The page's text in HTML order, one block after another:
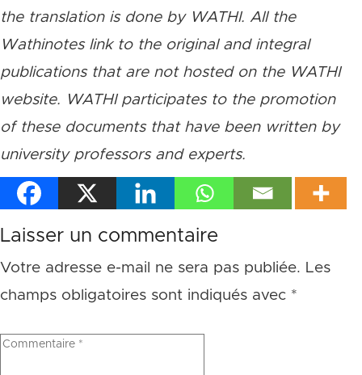
the translation is done by WATHI. All the
Wathinotes link to the original and integral
publications that are not hosted on the WATHI
website. WATHI participates to the promotion
of these documents that have been written by
university professors and experts.
Laisser un commentaire
Votre adresse e-mail ne sera pas publiée. Les
champs obligatoires sont indiqués avec *